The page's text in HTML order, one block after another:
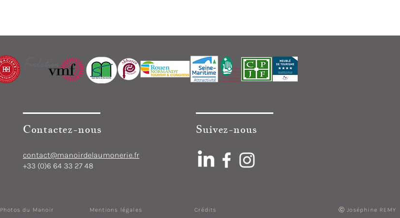
Contactez-nous
contact@manoirdelaumonerie.fr
+33 (0)6 64 33 27 48
Suivez-nous
Photos du Manoir Mentions légales Crédits ⓒ Joséphine REMY